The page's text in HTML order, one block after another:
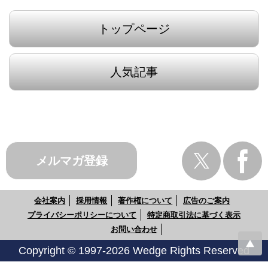
トップページ
人気記事
メルマガ登録
会社案内 採用情報 著作権について
広告のご案内
プライバシーポリシーについて
特定商取引法に基づく表示
お問い合わせ
Copyright © 1997-2026 Wedge Rights Reserved